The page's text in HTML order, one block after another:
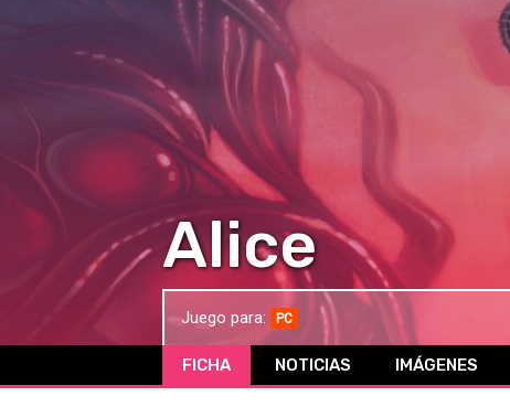
Alice
Juego para: PC
FICHA NOTICIAS IMÁGENES